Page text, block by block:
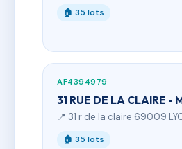
🏠 35 lots
AF4394979
31 RUE DE LA CLAIRE -
📍 31 r de la claire 69009
🏠 35 lots